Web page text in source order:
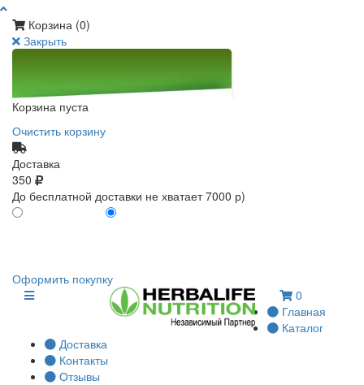
Корзина (0)
Закрыть
Корзина пуста
Очистить корзину
Доставка
350
До бесплатной доставки не хватает 7000 р)
Оформить покупку
0
Главная
Каталог
Доставка
Контакты
Отзывы